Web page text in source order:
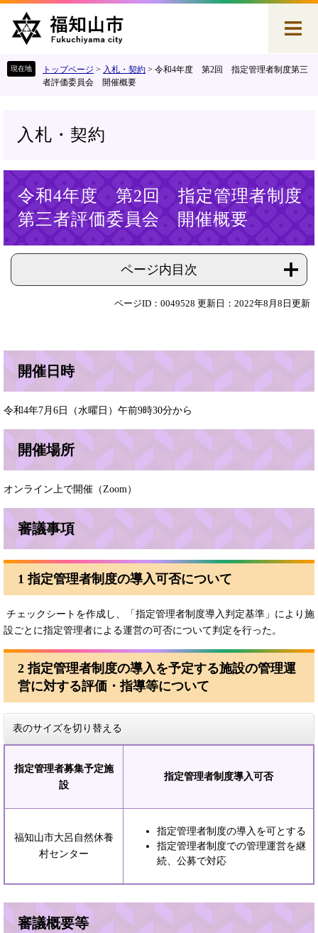
へ
トップページ > 入札・契約 > 令和4年度 第2回 指定管理者制度第三
者評価委員会 開催概要
入札・契約
令和4年度 第2回 指定管理者制度
第三者評価委員会 開催概要
ページ内目次
ページID：0049528 更新日：2022年8月8日更新
開催日時
令和4年7月6日（水曜日）午前9時30分から
開催場所
オンライン上で開催（Zoom）
審議事項
1 指定管理者制度の導入可否について
チェックシートを作成し、「指定管理者制度導入判定基準」により施
設ごとに指定管理者による運営の可否について判定を行った。
2 指定管理者制度の導入を予定する施設の管理運
営に対する評価・指導等について
表のサイズを切り替える
指定管理者募集予定施
設
指定管理者制度導入可否
福知山市大呂自然休養
村センター
指定管理者制度の導入を可とする
指定管理者制度での管理運営を継
続、公募で対応
審議概要等